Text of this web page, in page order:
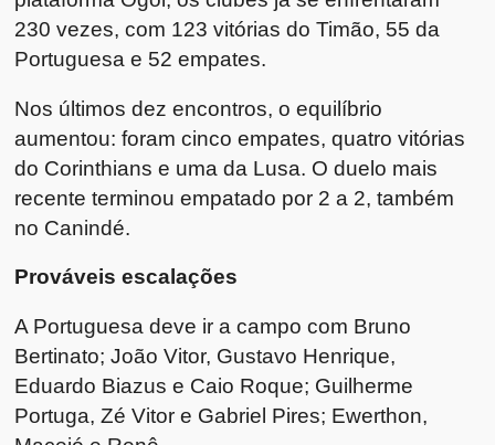
230 vezes, com 123 vitórias do Timão, 55 da
Portuguesa e 52 empates.
Nos últimos dez encontros, o equilíbrio
aumentou: foram cinco empates, quatro vitórias
do Corinthians e uma da Lusa. O duelo mais
recente terminou empatado por 2 a 2, também
no Canindé.
Prováveis escalações
A Portuguesa deve ir a campo com Bruno
Bertinato; João Vitor, Gustavo Henrique,
Eduardo Biazus e Caio Roque; Guilherme
Portuga, Zé Vitor e Gabriel Pires; Ewerthon,